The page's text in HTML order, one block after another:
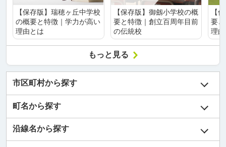
【保存版】瑞穂ヶ丘中学校
の概要と特徴｜学力が高い
理由とは
【保存版】御劔小学校の概
要と特徴｜創立百周年目前
の伝統校
【
要
理
もっと見る
市区町村から探す
町名から探す
沿線名から探す